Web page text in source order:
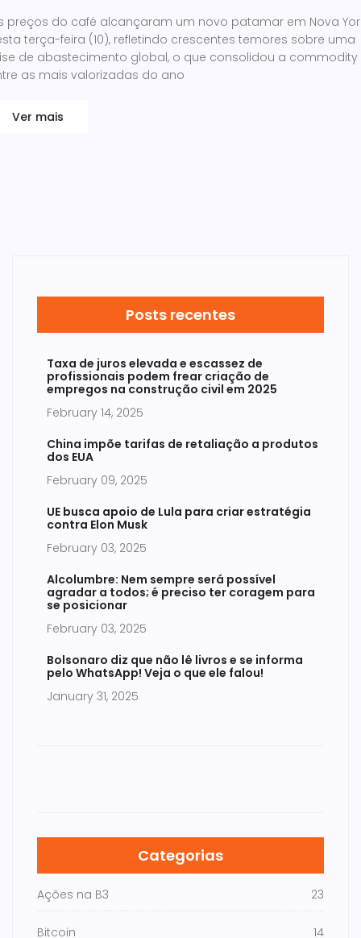
preços do café alcançaram um novo patamar em Nova
terça-feira (10), refletindo crescentes temores sobre uma
de abastecimento global, o que consolidou a commodity
as mais valorizadas do ano
Ver mais
Posts recentes
Taxa de juros elevada e escassez de
profissionais podem frear criação de
empregos na construção civil em 2025
February 14, 2025
China impõe tarifas de retaliação a produtos
dos EUA
February 09, 2025
UE busca apoio de Lula para criar estratégia
contra Elon Musk
February 03, 2025
Alcolumbre: Nem sempre será possível
agradar a todos; é preciso ter coragem para
se posicionar
February 03, 2025
Bolsonaro diz que não lê livros e se informa
pelo WhatsApp! Veja o que ele falou!
January 31, 2025
Categorias
Ações na B3 23
Bitcoin 14